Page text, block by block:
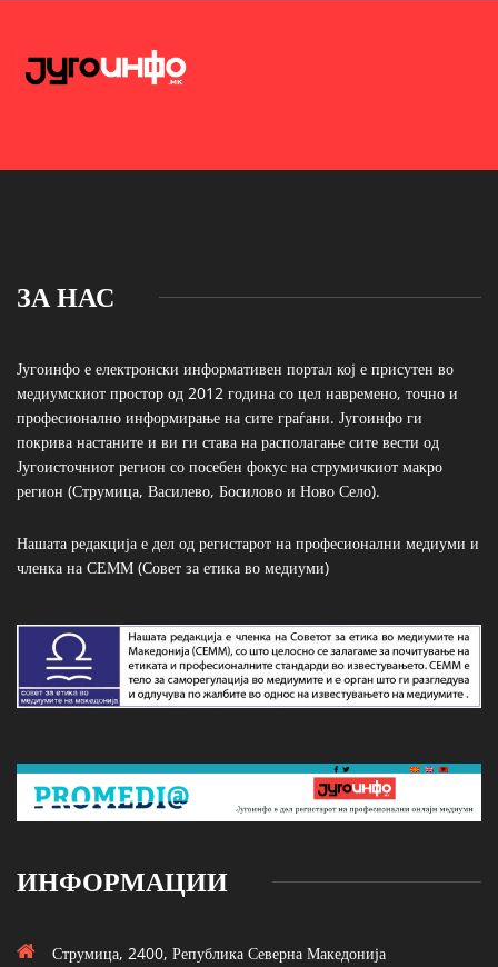
ЗА НАС
Југоинфо е електронски информативен портал кој е присутен во
медиумскиот простор од 2012 година со цел навремено, точно и
професионално информирање на сите граѓани. Југоинфо ги
покрива настаните и ви ги става на располагање сите вести од
Југоисточниот регион со посебен фокус на струмичкиот макро
регион (Струмица, Василево, Босилово и Ново Село).
Нашата редакција е дел од регистарот на професионални медиуми и
членка на СЕММ (Совет за етика во медиуми)
ИНФОРМАЦИИ
Струмица, 2400, Република Северна Македонија